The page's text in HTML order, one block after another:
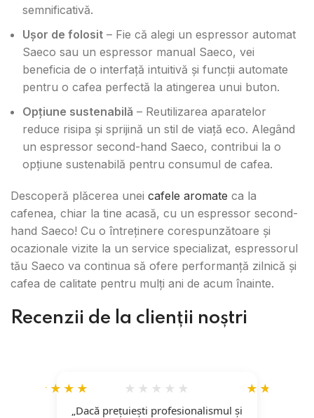
semnificativă.
Ușor de folosit – Fie că alegi un espressor automat
Saeco sau un espressor manual Saeco, vei
beneficia de o interfață intuitivă și funcții automate
pentru o cafea perfectă la atingerea unui buton.
Opțiune sustenabilă – Reutilizarea aparatelor
reduce risipa și sprijină un stil de viață eco. Alegând
un espressor second-hand Saeco, contribui la o
opțiune sustenabilă pentru consumul de cafea.
Descoperă plăcerea unei cafele aromate ca la
cafenea, chiar la tine acasă, cu un espressor second-
hand Saeco! Cu o întreținere corespunzătoare și
ocazionale vizite la un service specializat, espressorul
tău Saeco va continua să ofere performanță zilnică și
cafea de calitate pentru mulți ani de acum înainte.
Recenzii de la clienții noștri
„Dacă prețuiești profesionalismul și